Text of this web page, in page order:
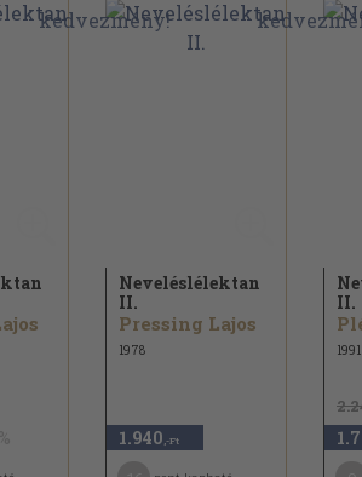
Neveléslélektan
II.
Pressing Lajos
1978
1.940 ,-Ft
II.
1991